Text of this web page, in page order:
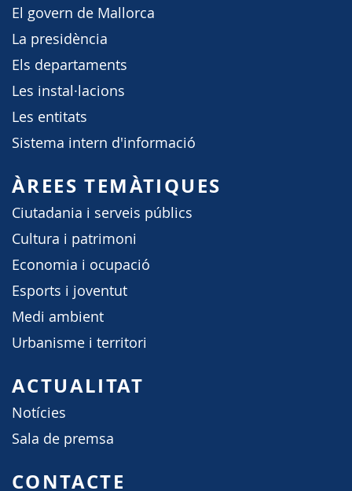
El govern de Mallorca
La presidència
Els departaments
Les instal·lacions
Les entitats
Sistema intern d'informació
ÀREES TEMÀTIQUES
Ciutadania i serveis públics
Cultura i patrimoni
Economia i ocupació
Esports i joventut
Medi ambient
Urbanisme i territori
ACTUALITAT
Notícies
Sala de premsa
CONTACTE